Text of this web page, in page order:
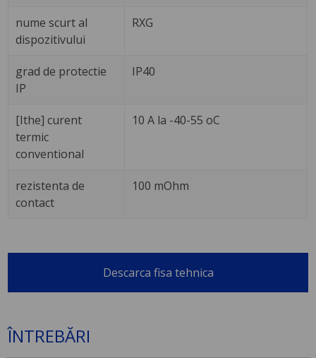
nume scurt al
dispozitivului
RXG
grad de protectie
IP
IP40
[Ithe] curent
termic
conventional
10 A la -40-55 oC
rezistenta de
contact
100 mOhm
Descarca fisa tehnica
ÎNTREBĂRI